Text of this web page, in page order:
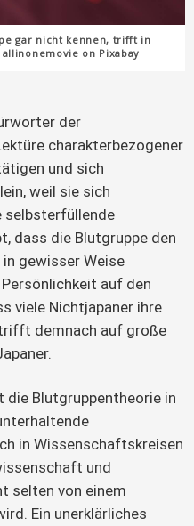
gar nicht kennen, trifft in
on Pixabay
der
charakterbezogener
und sich
weil sie sich
selbsterfüllende
dass die Blutgruppe den
gewisser Weise
auf den
viele Nichtjapaner ihre
demnach auf große
Blutgruppentheorie in
in Wissenschaftskreisen
und
selten von einem
Ein unerklärliches